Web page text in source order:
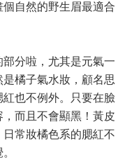
自然的野生眉最適合
分啦，尤其是元氣一
橘子氣水妝，顧名思
也不例外。只要在臉
而且不會顯黑！黃皮
常妝橘色系的腮紅不